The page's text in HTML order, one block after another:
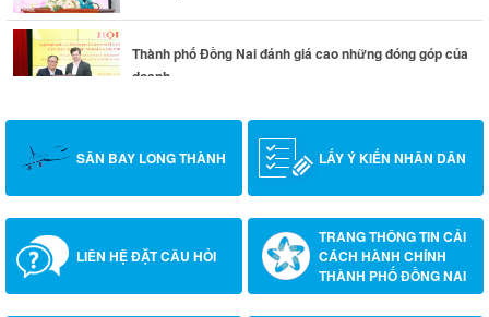
Thành phố Đồng Nai đánh giá cao những đóng góp của
doanh...
SÂN BAY LONG THÀNH LẤY Ý KIẾN NHÂN DÂN
LIÊN HỆ ĐẶT CÂU HỎI
TRANG THÔNG TIN CẢI
CÁCH HÀNH CHÍNH
THÀNH PHỐ ĐỒNG NAI